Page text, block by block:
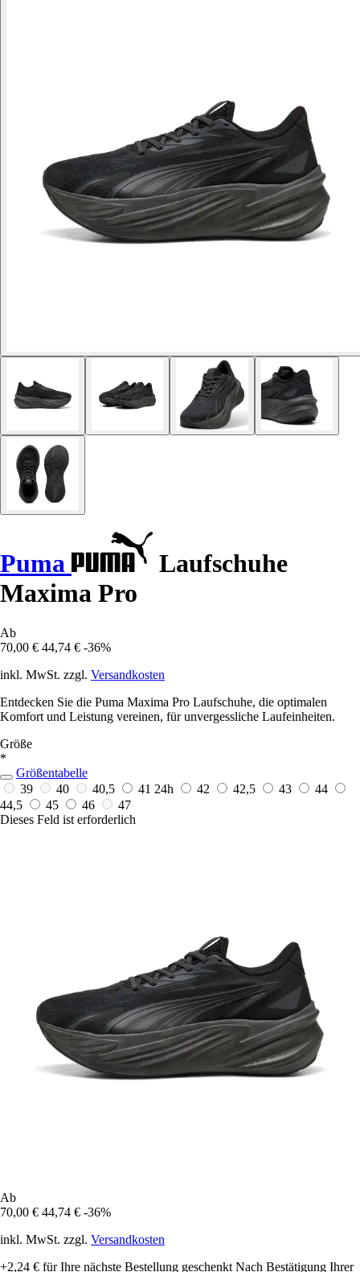
Puma
Laufschuhe
Maxima Pro
Ab
70,00 € 44,74 € -36%
inkl. MwSt. zzgl. Versandkosten
Entdecken Sie die Puma Maxima Pro Laufschuhe, die optimalen
Komfort und Leistung vereinen, für unvergessliche Laufeinheiten.
Größe
*
Größentabelle
39
40 40,5 41 24h 42 42,5 43
44
44,5
45 46
47
Dieses Feld ist erforderlich
Ab
70,00 € 44,74 € -36%
inkl. MwSt. zzgl. Versandkosten
+2,24 € für Ihre nächste Bestellung geschenkt Nach Bestätigung Ihrer